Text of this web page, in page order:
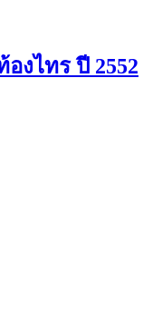
งไทร ปี 2552